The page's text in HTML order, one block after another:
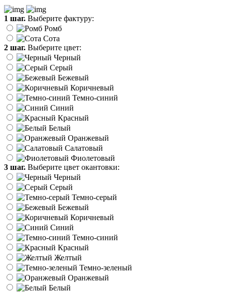
1 шаг. Выберите фактуру:
Ромб
Сота
2 шаг. Выберите цвет:
Черный
Серый
Бежевый
Коричневый
Темно-синий
Синий
Красный
Белый
Оранжевый
Салатовый
Фиолетовый
3 шаг. Выберите цвет окантовки:
Черный
Серый
Темно-серый
Бежевый
Коричневый
Синий
Темно-синий
Красный
Желтый
Темно-зеленый
Оранжевый
Белый